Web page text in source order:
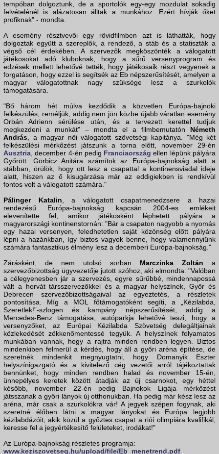
tempóban dolgoztunk, de a sportolók egy-egy mozdulat sokadig
felvételénél is alázatosan álltak a munkához. Ezért hívják őket
profiknak" - mondta.
A esemény résztvevői egy rövidfilmben azt is láthatták, hogy
dolgoztak együtt a szereplők, a rendező, a stáb és a statiszták a
végső cél érdekében. A szervezők megköszönték a válogatott
játékosokat adó kluboknak, hogy a sűrű versenyprogram és
edzések mellett lehetővé tették, hogy játékosaik részt vegyenek a
forgatáson, hogy ezzel is segítsék az Eb népszerűsítését, amelyen a
magyar válogatottnak nagy szüksége lesz a szurkolók
támogatására.
"Bő három hét múlva kezdődik a közvetlen Európa-bajnoki
felkészülés, reméljük, addig nem jön közbe újabb váratlan esemény
Orbán Adrienn sérülése után, és a tervezett kerettel tudjuk
megkezdeni a munkát" – mondta el a filmbemutatón Németh
András, a magyar női válogatott szövetségi kapitánya. "Még két
felkészülési mérkőzést játszunk a torna előtt, november 29-én
Ausztria, december 4-én pedig Franciaország ellen lépünk pályára
Győrött. Görbicz Anitára számítok az Európa-bajnokság alatt a
stábban, örülök, hogy ott lesz a csapattal a kontinensviadal ideje
alatt, hiszen az ő kisugárzása már az eddigiekben is rendkívül
fontos volt a válogatott számára."
Pálinger Katalin, a válogatott csapatmenedzsere a hazai
rendezésű Európa-bajnokság kapcsán 2004-es emlékeit
elevenítette fel, amikor játékosként léphetett pályára a
magyarországi kontinenstornán: "Bár a csapaton nagyobb a nyomás
egy hazai versenyen, feledhetetlen saját közönség előtt pályára
lépni a hazánkban, így biztos vagyok benne, hogy valamennyiünk
számára fantasztikus élmény lesz a decemberi Európa-bajnokság."
Zárásként, de nem utolsó sorban Marczinka Zoltán a
szervezőbizottság ügyvezetője jutott szóhoz, aki elmondta: "Valóban
a célegyenesben jár a szervezés, egyre sűrűbbé, mindennapossá
vált a horvát társszervezőkkel és a magyar helyszínek, Győr és
Debrecen szervezőbizottságaival az egyeztetés, a részletek
pontosítása. Míg a MOL főtámogatóként segíti, a „Kézilabda,
Szeretlek!”-szlogen és kampány népszerűsítését, addig a
Mercedes-Benz támogatása, autóparkja lehetővé teszi, hogy a
versenyzőket, az Európai Kézilabda Szövetség delegáltjainak
közlekedését zökkenőmentessé tegyük. A helyszínek folyamatos
munkában vannak, hogy a rajtra minden rendben legyen. Biztos
mindenkiben felmerül a kérdés, hogy áll a győri aréna építése, de
szeretnék mindenkit megnyugtatni, hogy Domanyik Eszter
helyszínigazgató és a kivitelező cég vezetői arról tájékoztattak
bennünket, hogy minden rendben halad és november 15-én,
ünnepélyes keretek között átadják az új csarnokot, egy héttel
később, november 22-én pedig Bajnokok Ligája mérkőzést
játsszanak a győri lányok új otthonukban. Ha pedig már kész lesz az
aréna, már csak a szurkolókra vár! A jegyek szépen fogynak, aki
szeretné élőben látni a magyar lányokat és Európa legjobb
kézilabdázóit, akik közül a győztes csapat a riói olimpiára kvalifikál,
keresse fel a jegyértékesítő felületeket, irodákat!"
Az Európa-bajnokság részletes programja:
www.keziszovetseg.hu/upload/file/Eb_menetrend.pdf